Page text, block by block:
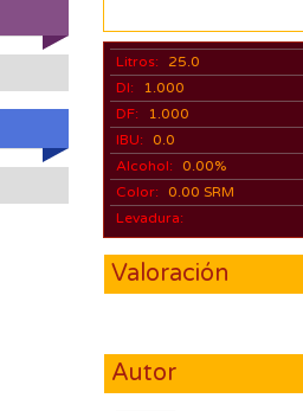
Litros:
25.0
DI:
1.000
DF:
1.000
IBU:
0.0
Alcohol:
0.00%
Color:
0.00 SRM
Levadura:
Valoración
Autor